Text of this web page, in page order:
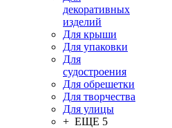
декоративных
изделий
Для крыши
Для упаковки
Для
судостроения
Для обрешетки
Для творчества
Для улицы
+ ЕЩЕ 5